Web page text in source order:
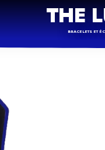
THE
BRACELETS ET